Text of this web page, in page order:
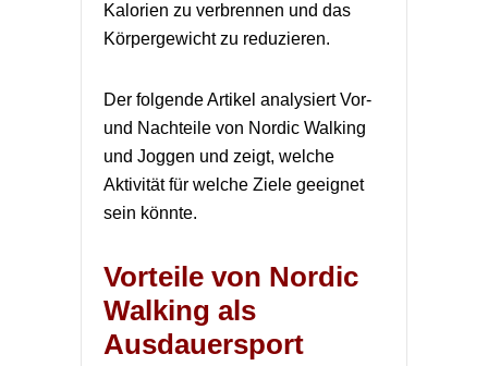
Kalorien zu verbrennen und das
Körpergewicht zu reduzieren.
Der folgende Artikel analysiert Vor-
und Nachteile von Nordic Walking
und Joggen und zeigt, welche
Aktivität für welche Ziele geeignet
sein könnte.
Vorteile von Nordic
Walking als
Ausdauersport